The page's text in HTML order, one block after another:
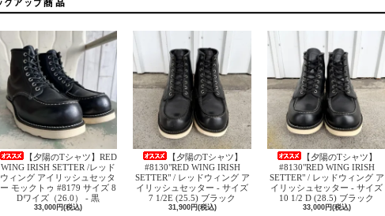
【夕陽のTシャツ】RED
WING IRISH SETTER /レッド
ウィング アイリッシュセッタ
ー モックトゥ #8179 サイズ 8
Dワイズ（26.0） - 黒
33,000円(税込)
【夕陽のTシャツ】
#8130"RED WING IRISH
SETTER" / レッドウィング ア
イリッシュセッター - サイズ
7 1/2E (25.5) ブラック
31,900円(税込)
【夕陽のTシャツ】
#8130"RED WING IRISH
SETTER" / レッドウィング ア
イリッシュセッター - サイズ
10 1/2 D (28.5) ブラック
33,000円(税込)